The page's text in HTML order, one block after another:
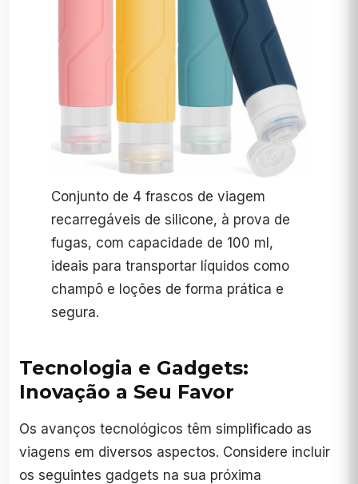
Conjunto de 4 frascos de viagem
recarregáveis de silicone, à prova de
fugas, com capacidade de 100 ml,
ideais para transportar líquidos como
champô e loções de forma prática e
segura.
Tecnologia e Gadgets:
Inovação a Seu Favor
Os avanços tecnológicos têm simplificado as
viagens em diversos aspectos. Considere incluir
os seguintes gadgets na sua próxima